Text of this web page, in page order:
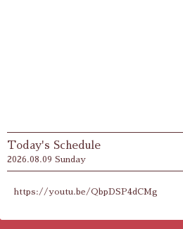
Today's Schedule
2026.08.09 Sunday
https://youtu.be/QbpDSP4dCMg